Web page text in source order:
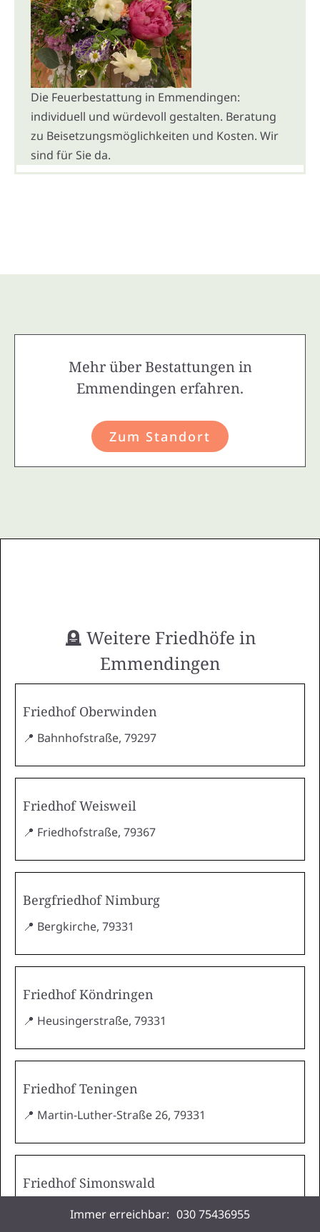
Die Feuerbestattung in Emmendingen:
individuell und würdevoll gestalten. Beratung
zu Beisetzungsmöglichkeiten und Kosten. Wir
sind für Sie da.
Mehr über Bestattungen in
Emmendingen erfahren.
Zum Standort
🪦 Weitere Friedhöfe in
Emmendingen
Friedhof Oberwinden
📍 Bahnhofstraße, 79297
Friedhof Weisweil
📍 Friedhofstraße, 79367
Bergfriedhof Nimburg
📍 Bergkirche, 79331
Friedhof Köndringen
📍 Heusingerstraße, 79331
Friedhof Teningen
📍 Martin-Luther-Straße 26, 79331
Friedhof Simonswald
📍 Kirchstraße, 79263
Immer erreichbar: 030 75436955